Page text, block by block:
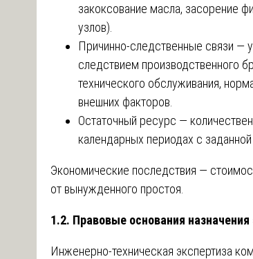
закоксование масла, засорение
узлов).
Причинно-следственные связи —
следствием производственного
технического обслуживания,
внешних факторов.
Остаточный ресурс —
календарных периодах с
Экономические последствия —
от вынужденного простоя.
1.2. Правовые основания
Инженерно-техническая экспертиза